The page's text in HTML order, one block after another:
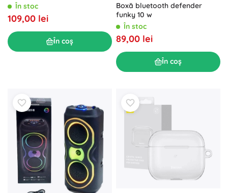
În stoc
109,00 lei
În coș
Boxă bluetooth defender
funky 10 w
În stoc
89,00 lei
În coș